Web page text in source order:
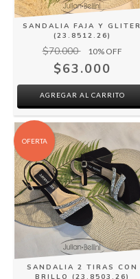
SANDALIA FAJA Y GLITER
(23.8512.26)
$70.000 10% OFF
$63.000
AGREGAR AL CARRITO
OFERTA
SANDALIA 2 TIRAS CON
BRILLO (23.8503.26)